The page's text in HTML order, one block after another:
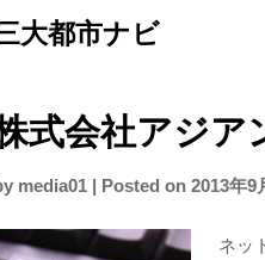
大都市ナビ
式会社アジア
media01 | Posted on 2013年9
ネッ